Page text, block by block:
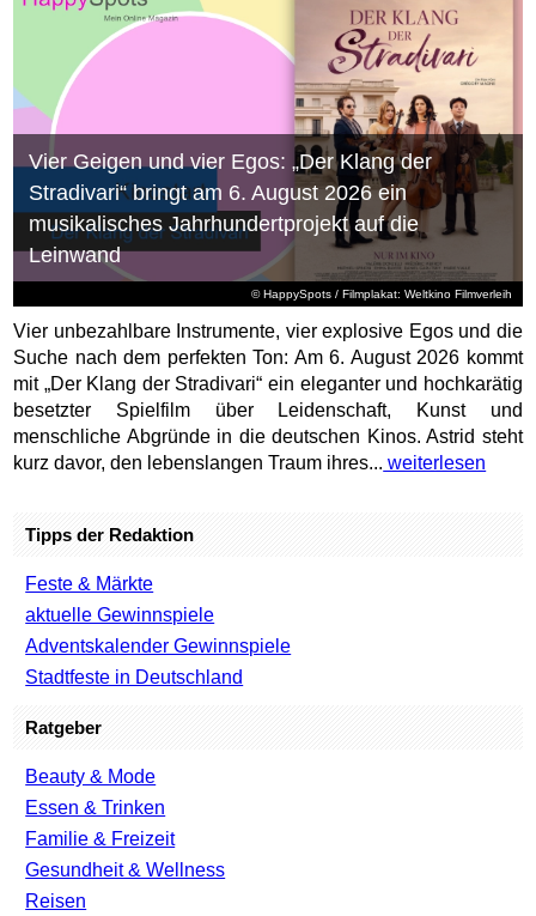
© HappySpots / Filmplakat: Weltkino Filmverleih
Vier Geigen und vier Egos: „Der Klang der
Stradivari“ bringt am 6. August 2026 ein
musikalisches Jahrhundertprojekt auf die
Leinwand
Vier unbezahlbare Instrumente, vier explosive Egos und die
Suche nach dem perfekten Ton: Am 6. August 2026 kommt
mit „Der Klang der Stradivari“ ein eleganter und hochkarätig
besetzter Spielfilm über Leidenschaft, Kunst und
menschliche Abgründe in die deutschen Kinos. Astrid steht
kurz davor, den lebenslangen Traum ihres... weiterlesen
Tipps der Redaktion
Feste & Märkte
aktuelle Gewinnspiele
Adventskalender Gewinnspiele
Stadtfeste in Deutschland
Ratgeber
Beauty & Mode
Essen & Trinken
Familie & Freizeit
Gesundheit & Wellness
Reisen